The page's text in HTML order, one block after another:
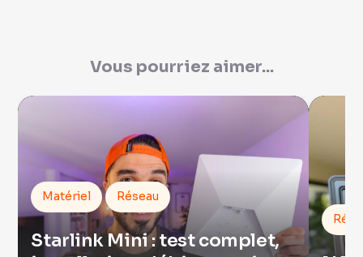
Vous pourriez aimer...
Matériel Réseau
Starlink Mini : test complet,